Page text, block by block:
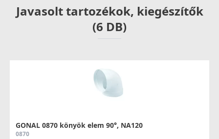
Javasolt tartozékok, kiegészítők
(6 DB)
GONAL 0870 könyök elem 90°, NA120
0870